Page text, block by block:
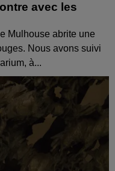
avec les
Mulhouse abrite une
Nous avons suivi
à...